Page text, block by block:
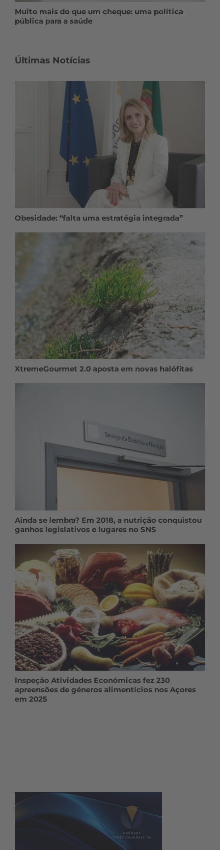
Muito mais do que um cheque: uma política
pública para a saúde
Últimas Notícias
Obesidade: “falta uma estratégia integrada”
XtremeGourmet 2.0 aposta em novas halófitas
Ainda se lembra? Em 2018, a nutrição conquistou
ganhos legislativos e lugares no SNS
Inspeção Atividades Económicas fez 230
apreensões de géneros alimentícios nos Açores
em 2025